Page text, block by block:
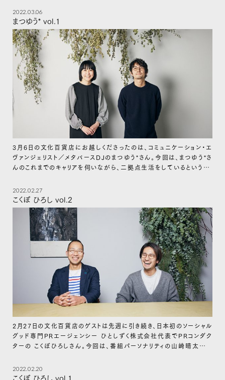
2022.03.06
まつゆう* vol.1
3月6日の文化百貨店にお越しくださったのは、コミュニケーション・エ
ヴァンジェリスト／メタバースDJのまつゆう*さん。今回は、まつゆう*さ
んのこれまでのキャリアを伺いながら、二拠点生活をしているという“メ
2022.02.27
こくぼ ひろし vol.2
2月27日の文化百貨店のゲストは先週に引き続き、日本初のソーシャル
グッド専門PRエージェンシー ひとしずく株式会社代表でPRコンダク
ターの こくぼひろしさん。今回は、番組パーソナリティの山崎晴太郎の
話していきます。
2022.02.20
こくぼ ひろし vol.1